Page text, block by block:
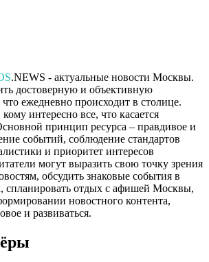
.NEWS - актуальные новости Москвы.
достоверную и объективную
ежедневно происходит в столице.
интересно все, что касается
принцип ресурса – правдивое и
событий, соблюдение стандартов
и приоритет интересов
могут выразить свою точку зрения
обсудить знаковые события в
спланировать отдых с афишей Москвы,
новостного контента,
и развиваться.